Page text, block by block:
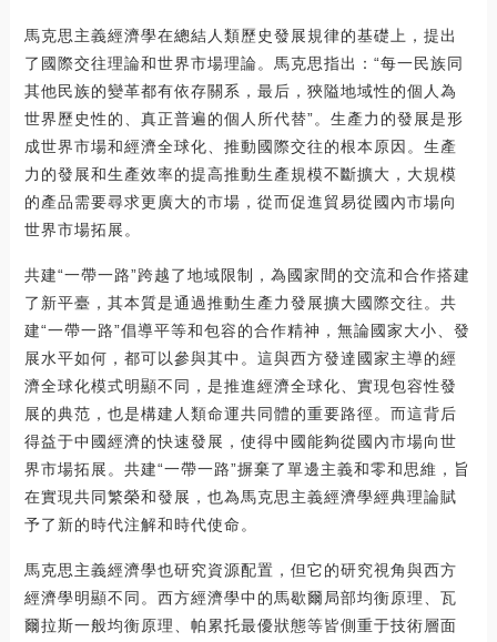
馬克思主義經濟學在總結人類歷史發展規律的基礎上，提出
了國際交往理論和世界市場理論。馬克思指出：“每一民族同
其他民族的變革都有依存關系，最后，狹隘地域性的個人為
世界歷史性的、真正普遍的個人所代替”。生產力的發展是形
成世界市場和經濟全球化、推動國際交往的根本原因。生產
力的發展和生產效率的提高推動生產規模不斷擴大，大規模
的產品需要尋求更廣大的市場，從而促進貿易從國內市場向
世界市場拓展。
共建“一帶一路”跨越了地域限制，為國家間的交流和合作搭建
了新平臺，其本質是通過推動生產力發展擴大國際交往。共
建“一帶一路”倡導平等和包容的合作精神，無論國家大小、發
展水平如何，都可以參與其中。這與西方發達國家主導的經
濟全球化模式明顯不同，是推進經濟全球化、實現包容性發
展的典范，也是構建人類命運共同體的重要路徑。而這背后
得益于中國經濟的快速發展，使得中國能夠從國內市場向世
界市場拓展。共建“一帶一路”摒棄了單邊主義和零和思維，旨
在實現共同繁榮和發展，也為馬克思主義經濟學經典理論賦
予了新的時代注解和時代使命。
馬克思主義經濟學也研究資源配置，但它的研究視角與西方
經濟學明顯不同。西方經濟學中的馬歇爾局部均衡原理、瓦
爾拉斯一般均衡原理、帕累托最優狀態等皆側重于技術層面